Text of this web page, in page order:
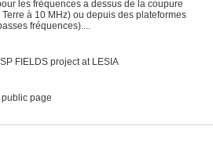
les fréquences a dessus de la coupure
à 10 MHz) ou depuis des plateformes
fréquences)....
FIELDS project at LESIA
page